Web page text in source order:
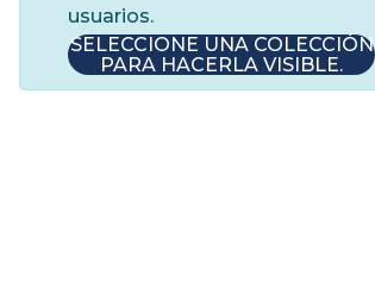
usuarios.
SELECCIONE UNA COLECCIÓN
PARA HACERLA VISIBLE.